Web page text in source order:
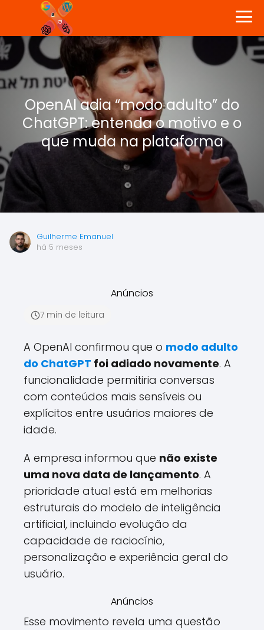
OpenAI adia “modo adulto” do
ChatGPT: entenda o motivo e o
que muda na plataforma
Guilherme Emanuel
há 5 meses
Anúncios
7 min de leitura
A OpenAI confirmou que o modo adulto
do ChatGPT foi adiado novamente. A
funcionalidade permitiria conversas
com conteúdos mais sensíveis ou
explícitos entre usuários maiores de
idade.
A empresa informou que não existe
uma nova data de lançamento. A
prioridade atual está em melhorias
estruturais do modelo de inteligência
artificial, incluindo evolução da
capacidade de raciocínio,
personalização e experiência geral do
usuário.
Anúncios
Esse movimento revela uma questão